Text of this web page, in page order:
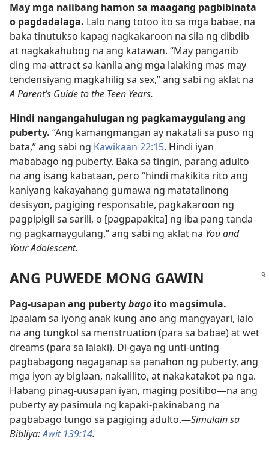
May mga naiibang hamon sa maagang pagbibinata
o pagdadalaga. Lalo nang totoo ito sa mga babae, na
baka tinutukso kapag nagkakaroon na sila ng dibdib
at nagkakahubog na ang katawan. “May panganib
ding ma-attract sa kanila ang mga lalaking mas may
tendensiyang magkahilig sa sex,” ang sabi ng aklat na
A Parent’s Guide to the Teen Years.
Hindi nangangahulugan ng pagkamaygulang ang
puberty. “Ang kamangmangan ay nakatali sa puso ng
bata,” ang sabi ng Kawikaan 22:15. Hindi iyan
mababago ng puberty. Baka sa tingin, parang adulto
na ang isang kabataan, pero “hindi makikita rito ang
kaniyang kakayahang gumawa ng matatalinong
desisyon, pagiging responsable, pagkakaroon ng
pagpipigil sa sarili, o [pagpapakita] ng iba pang tanda
ng pagkamaygulang,” ang sabi ng aklat na You and
Your Adolescent.
ANG PUWEDE MONG GAWIN
Pag-usapan ang pubertybago ito magsimula.
Ipaalam sa iyong anak kung ano ang mangyayari, lalo
na ang tungkol sa menstruation (para sa babae) at wet
dreams (para sa lalaki). Di-gaya ng unti-unting
pagbabagong nagaganap sa panahon ng puberty, ang
mga iyon ay biglaan, nakalilito, at nakakatakot pa nga.
Habang pinag-uusapan iyan, maging positibo—na ang
puberty ay pasimula ng kapaki-pakinabang na
pagbabago tungo sa pagiging adulto.—Simulain sa
Bibliya:Awit 139:14.